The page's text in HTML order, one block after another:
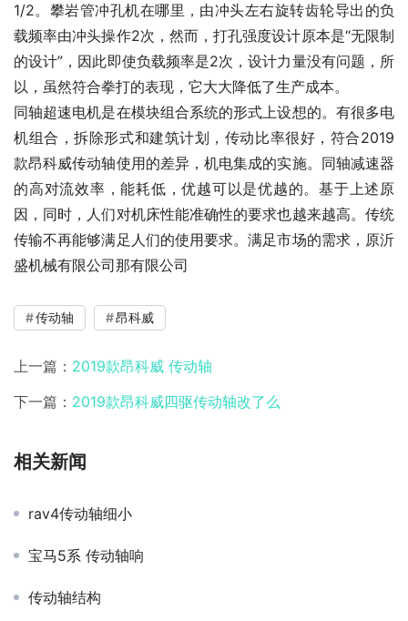
1/2。攀岩管冲孔机在哪里，由冲头左右旋转齿轮导出的负
载频率由冲头操作2次，然而，打孔强度设计原本是“无限制
的设计”，因此即使负载频率是2次，设计力量没有问题，所
以，虽然符合拳打的表现，它大大降低了生产成本。
同轴超速电机是在模块组合系统的形式上设想的。有很多电
机组合，拆除形式和建筑计划，传动比率很好，符合2019
款昂科威传动轴使用的差异，机电集成的实施。同轴减速器
的高对流效率，能耗低，优越可以是优越的。基于上述原
因，同时，人们对机床性能准确性的要求也越来越高。传统
传输不再能够满足人们的使用要求。满足市场的需求，原沂
盛机械有限公司那有限公司
传动轴 昂科威
上一篇： 2019款昂科威 传动轴
下一篇： 2019款昂科威四驱传动轴改了么
相关新闻
rav4传动轴细小
宝马5系 传动轴响
传动轴结构